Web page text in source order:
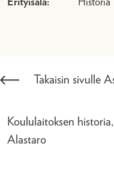
Erityisala: Historia
Takaisin sivulle
Koululaitoksen
Alastaro